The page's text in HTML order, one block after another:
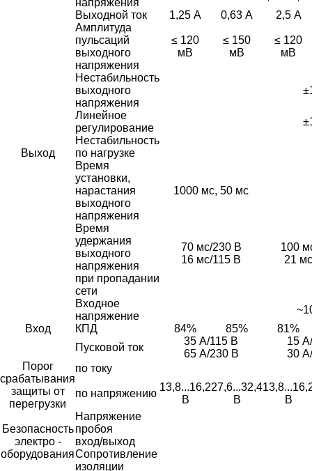
Выход
Выходной ток
1,25 А 0,63 А
2,5 А
Амплитуда
пульсаций
выходного
напряжения
≤ 120
мВ
≤ 150
мВ
≤ 120
мВ
Нестабильность
выходного
напряжения
Линейное
регулирование
Нестабильность
по нагрузке
Время
установки,
нарастания
выходного
напряжения
1000 мс, 50 мс
Время
удержания
выходного
напряжения
при пропадании
сети
70 мс/230 В
16 мс/115 В
100
21
Вход
Входное
напряжение
КПД
84% 85%
81%
Пусковой ток
35 А/115 В
65 А/230 В
15
30
Порог
срабатывания
защиты от
перегрузки
по току
по напряжению
13,8...16,2
В
27,6...32,4
В
В
Безопасность
электро -
оборудования
Напряжение
пробоя
вход/выход
Сопротивление
изоляции